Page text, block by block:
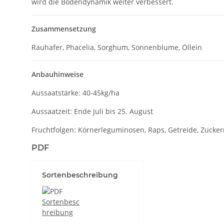
wird die Bodendynamik weiter verbessert.
Zusammensetzung
Rauhafer, Phacelia, Sorghum, Sonnenblume, Öllein
Anbauhinweise
Aussaatstärke: 40-45kg/ha
Aussaatzeit: Ende Juli bis 25. August
Fruchtfolgen: Körnerleguminosen, Raps, Getreide,
PDF
Sortenbeschreibung
Sortenbesc
hreibung